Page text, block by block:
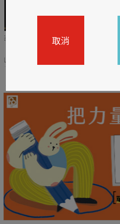
閱讀有禮，TCL平板送觸
控筆
取消